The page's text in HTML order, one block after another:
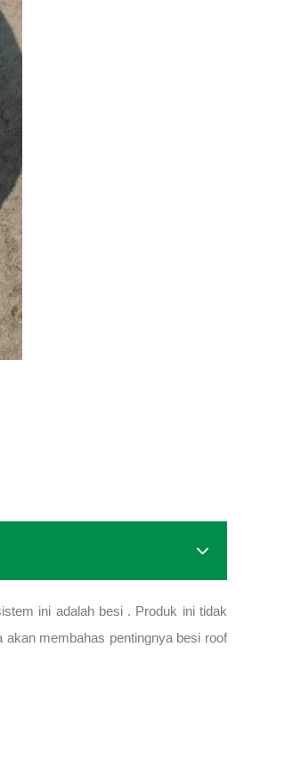
ini adalah besi . Produk ini tidak
membahas pentingnya besi roof